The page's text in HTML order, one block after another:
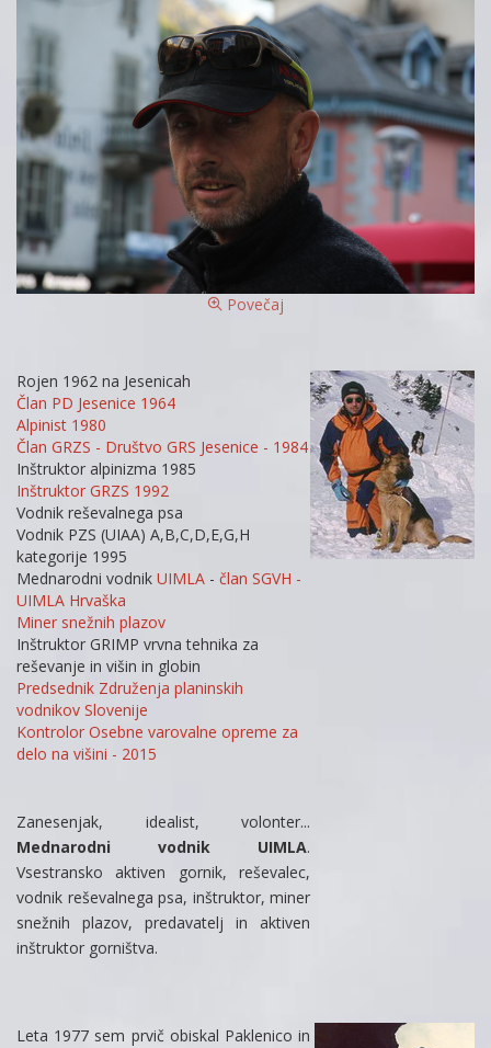
Povečaj
Rojen 1962 na Jesenicah
Član PD Jesenice 1964
Alpinist 1980
Član GRZS - Društvo GRS Jesenice - 1984
Inštruktor alpinizma 1985
Inštruktor GRZS 1992
Vodnik reševalnega psa
Vodnik PZS (UIAA) A,B,C,D,E,G,H
kategorije 1995
Mednarodni vodnik UIMLA - član SGVH -
UIMLA Hrvaška
Miner snežnih plazov
Inštruktor GRIMP vrvna tehnika za
reševanje in višin in globin
Predsednik Združenja planinskih
vodnikov Slovenije
Kontrolor Osebne varovalne opreme za
delo na višini - 2015
Zanesenjak, idealist, volonter...
Mednarodni vodnik UIMLA.
Vsestransko aktiven gornik, reševalec,
vodnik reševalnega psa, inštruktor, miner
snežnih plazov, predavatelj in aktiven
inštruktor gorništva.
Leta 1977 sem prvič obiskal Paklenico in